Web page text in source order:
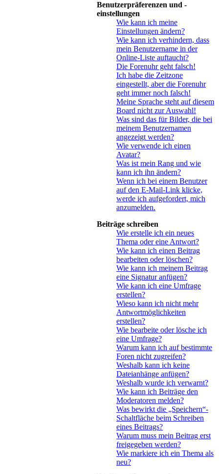
Benutzerpräferenzen und -
einstellungen
Wie kann ich meine
Einstellungen ändern?
Wie kann ich verhindern, dass
mein Benutzername in der
Online-Liste auftaucht?
Die Forenuhr geht falsch!
Ich habe die Zeitzone
eingestellt, aber die Forenuhr
geht immer noch falsch!
Meine Sprache steht auf diesem
Board nicht zur Auswahl!
Was sind das für Bilder, die bei
meinem Benutzernamen
angezeigt werden?
Wie verwende ich einen
Avatar?
Was ist mein Rang und wie
kann ich ihn ändern?
Wenn ich bei einem Benutzer
auf den E-Mail-Link klicke,
werde ich aufgefordert, mich
anzumelden.
Beiträge schreiben
Wie erstelle ich ein neues
Thema oder eine Antwort?
Wie kann ich einen Beitrag
bearbeiten oder löschen?
Wie kann ich meinem Beitrag
eine Signatur anfügen?
Wie kann ich eine Umfrage
erstellen?
Wieso kann ich nicht mehr
Antwortmöglichkeiten
erstellen?
Wie bearbeite oder lösche ich
eine Umfrage?
Warum kann ich auf bestimmte
Foren nicht zugreifen?
Weshalb kann ich keine
Dateianhänge anfügen?
Weshalb wurde ich verwarnt?
Wie kann ich Beiträge den
Moderatoren melden?
Was bewirkt die „Speichern“-
Schaltfläche beim Schreiben
eines Beitrags?
Warum muss mein Beitrag erst
freigegeben werden?
Wie markiere ich ein Thema als
neu?